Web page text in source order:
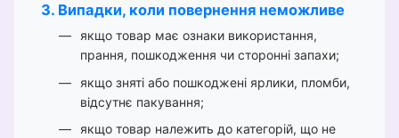
3. Випадки, коли повернення неможливе
якщо товар має ознаки використання,
прання, пошкодження чи сторонні запахи;
якщо зняті або пошкоджені ярлики, пломби,
відсутнє пакування;
якщо товар належить до категорій, що не